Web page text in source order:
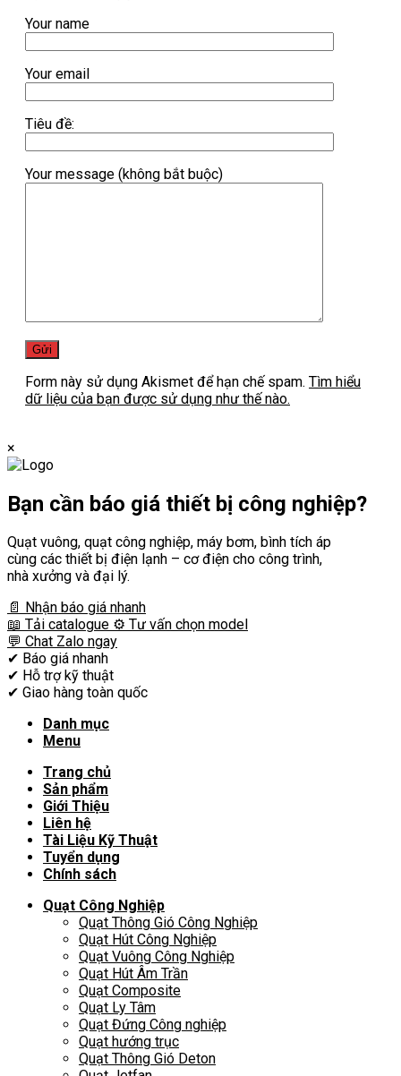
Your name
Your email
Tiêu đề:
Your message (không bắt buộc)
Form này sử dụng Akismet để hạn chế spam. Tìm hiểu
dữ liệu của bạn được sử dụng như thế nào.
×
Bạn cần báo giá thiết bị công nghiệp?
Quạt vuông, quạt công nghiệp, máy bơm, bình tích áp
cùng các thiết bị điện lạnh – cơ điện cho công trình,
nhà xưởng và đại lý.
📄 Nhận báo giá nhanh
📖 Tải catalogue ⚙️ Tư vấn chọn model
💬 Chat Zalo ngay
✔ Báo giá nhanh
✔ Hỗ trợ kỹ thuật
✔ Giao hàng toàn quốc
Danh mục
Menu
Trang chủ
Sản phẩm
Giới Thiệu
Liên hệ
Tài Liệu Kỹ Thuật
Tuyển dụng
Chính sách
Quạt Công Nghiệp
Quạt Thông Gió Công Nghiệp
Quạt Hút Công Nghiệp
Quạt Vuông Công Nghiệp
Quạt Hút Âm Trần
Quạt Composite
Quạt Ly Tâm
Quạt Đứng Công nghiệp
Quạt hướng trục
Quạt Thông Gió Deton